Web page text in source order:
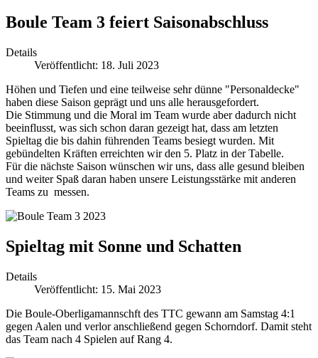
Boule Team 3 feiert Saisonabschluss
Details
Veröffentlicht: 18. Juli 2023
Höhen und Tiefen und eine teilweise sehr dünne "Personaldecke"
haben diese Saison geprägt und uns alle herausgefordert.
Die Stimmung und die Moral im Team wurde aber dadurch nicht
beeinflusst, was sich schon daran gezeigt hat, dass am letzten
Spieltag die bis dahin führenden Teams besiegt wurden. Mit
gebündelten Kräften erreichten wir den 5. Platz in der Tabelle.
Für die nächste Saison wünschen wir uns, dass alle gesund bleiben
und weiter Spaß daran haben unsere Leistungsstärke mit anderen
Teams zu messen.
Spieltag mit Sonne und Schatten
Details
Veröffentlicht: 15. Mai 2023
Die Boule-Oberligamannschft des TTC gewann am Samstag 4:1
gegen Aalen und verlor anschließend gegen Schorndorf. Damit steht
das Team nach 4 Spielen auf Rang 4.